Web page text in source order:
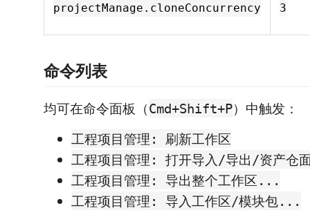
projectManage.cloneConcurrency 3
命令列表
均可在命令面板（Cmd+Shift+P）中触发：
工程项目管理: 刷新工作区
工程项目管理: 打开导入/导出/资产仓
工程项目管理: 导出整个工作区...
工程项目管理: 导入工作区/模块包...